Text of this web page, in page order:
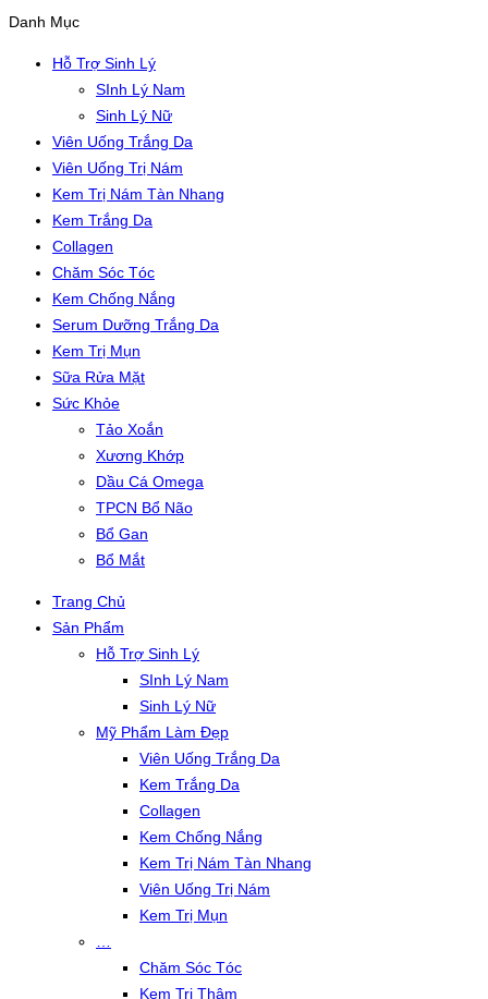
Danh Mục
Hỗ Trợ Sinh Lý
SInh Lý Nam
Sinh Lý Nữ
Viên Uống Trắng Da
Viên Uống Trị Nám
Kem Trị Nám Tàn Nhang
Kem Trắng Da
Collagen
Chăm Sóc Tóc
Kem Chống Nắng
Serum Dưỡng Trắng Da
Kem Trị Mụn
Sữa Rửa Mặt
Sức Khỏe
Tảo Xoắn
Xương Khớp
Dầu Cá Omega
TPCN Bổ Não
Bổ Gan
Bổ Mắt
Trang Chủ
Sản Phẩm
Hỗ Trợ Sinh Lý
SInh Lý Nam
Sinh Lý Nữ
Mỹ Phẩm Làm Đẹp
Viên Uống Trắng Da
Kem Trắng Da
Collagen
Kem Chống Nắng
Kem Trị Nám Tàn Nhang
Viên Uống Trị Nám
Kem Trị Mụn
Chăm Sóc Tóc
Kem Trị Thâm